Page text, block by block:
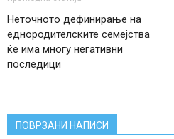
Неточното дефинирање на
еднородителските семејства
ќе има многу негативни
последици
ПОВРЗАНИ НАПИСИ